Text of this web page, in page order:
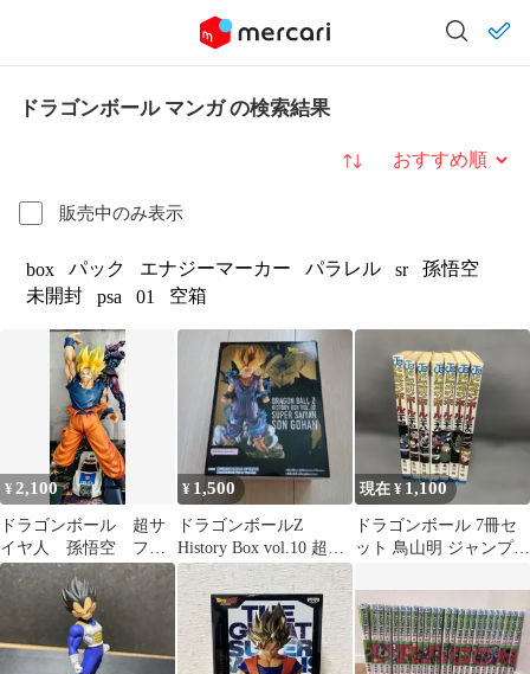
ドラゴンボール マンガ の検索結果
販売中のみ表示
並び替え
box パック エナジーマーカー パラレル sr
孫悟空
未開封
psa 01 空箱
¥ 2,100
ドラゴンボール 超サ
イヤ人 孫悟空 フィ
ギュア
¥ 1,500
ドラゴンボールZ
History Box vol.10 超サ
イヤ人孫悟飯
現在 ¥ 1,100
ドラゴンボール 7冊セ
ット 鳥山明 ジャンプコ
版 おまけ付